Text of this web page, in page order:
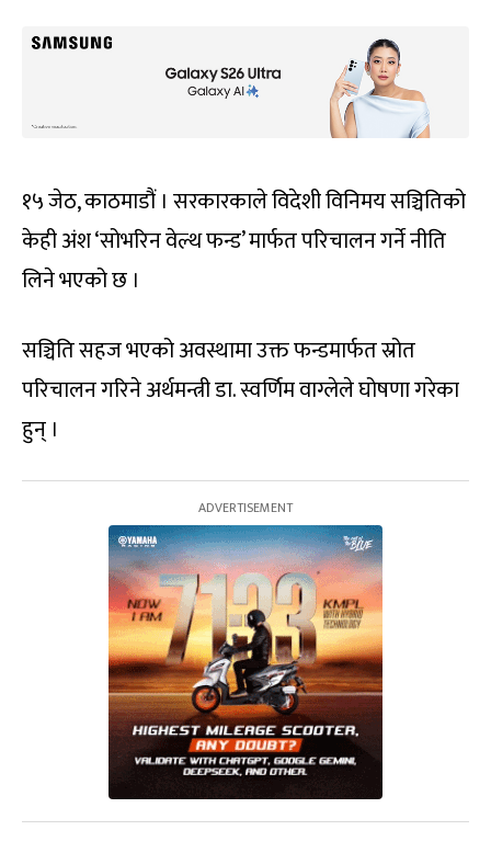
१५ जेठ, काठमाडौं । सरकारकाले विदेशी विनिमय सञ्चितिको
केही अंश ‘सोभरिन वेल्थ फन्ड’ मार्फत परिचालन गर्ने नीति
लिने भएको छ ।
सञ्चिति सहज भएको अवस्थामा उक्त फन्डमार्फत स्रोत
परिचालन गरिने अर्थमन्त्री डा. स्वर्णिम वाग्लेले घोषणा गरेका
हुन् ।